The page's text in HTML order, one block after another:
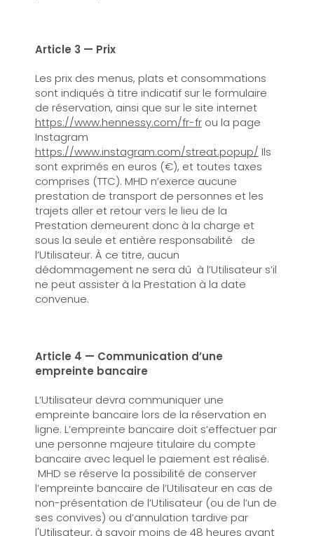
Article 3 — Prix
Les prix des menus, plats et consommations
sont indiqués à titre indicatif sur le formulaire
de réservation, ainsi que sur le site internet
https://www.hennessy.com/fr-frou la page
Instagram
https://www.instagram.com/streat.popup/ Ils
sont exprimés en euros (€), et toutes taxes
comprises (TTC). MHD n’exerce aucune
prestation de transport de personnes et les
trajets aller et retour vers le lieu de la
Prestation demeurent donc à la charge et
sous la seule et entière responsabilité de
l’Utilisateur. À ce titre, aucun
dédommagement ne sera dû à l’Utilisateur s’il
ne peut assister à la Prestation à la date
convenue.
Article 4 — Communication d’une
empreinte bancaire
L’Utilisateur devra communiquer une
empreinte bancaire lors de la réservation en
ligne. L’empreinte bancaire doit s’effectuer par
une personne majeure titulaire du compte
bancaire avec lequel le paiement est réalisé.
MHD se réserve la possibilité de conserver
l’empreinte bancaire de l’Utilisateur en cas de
non-présentation de l’Utilisateur (ou de l’un de
ses convives) ou d’annulation tardive par
l'Utilisateur, à savoir moins de 48 heures avant